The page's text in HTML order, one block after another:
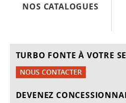
NOS CATALOGUES
TURBO FONTE À VOTRE
NOUS CONTACTER
DEVENEZ